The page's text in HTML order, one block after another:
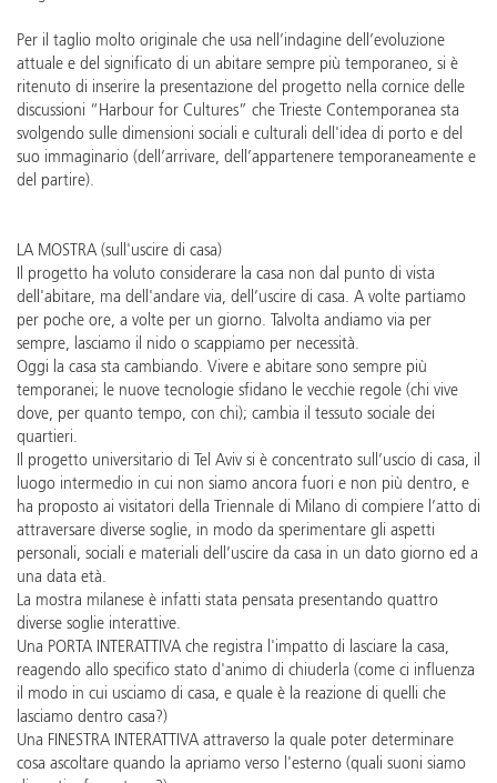
Per il taglio molto originale che usa nell’indagine dell’evoluzione
attuale e del significato di un abitare sempre più temporaneo, si è
ritenuto di inserire la presentazione del progetto nella cornice delle
discussioni “Harbour for Cultures” che Trieste Contemporanea sta
svolgendo sulle dimensioni sociali e culturali dell'idea di porto e del
suo immaginario (dell’arrivare, dell’appartenere temporaneamente e
del partire).
LA MOSTRA (sull'uscire di casa)
Il progetto ha voluto considerare la casa non dal punto di vista
dell'abitare, ma dell'andare via, dell’uscire di casa. A volte partiamo
per poche ore, a volte per un giorno. Talvolta andiamo via per
sempre, lasciamo il nido o scappiamo per necessità.
Oggi la casa sta cambiando. Vivere e abitare sono sempre più
temporanei; le nuove tecnologie sfidano le vecchie regole (chi vive
dove, per quanto tempo, con chi); cambia il tessuto sociale dei
quartieri.
Il progetto universitario di Tel Aviv si è concentrato sull’uscio di casa, il
luogo intermedio in cui non siamo ancora fuori e non più dentro, e
ha proposto ai visitatori della Triennale di Milano di compiere l’atto di
attraversare diverse soglie, in modo da sperimentare gli aspetti
personali, sociali e materiali dell’uscire da casa in un dato giorno ed a
una data età.
La mostra milanese è infatti stata pensata presentando quattro
diverse soglie interattive.
Una PORTA INTERATTIVA che registra l'impatto di lasciare la casa,
reagendo allo specifico stato d'animo di chiuderla (come ci influenza
il modo in cui usciamo di casa, e quale è la reazione di quelli che
lasciamo dentro casa?)
Una FINESTRA INTERATTIVA attraverso la quale poter determinare
cosa ascoltare quando la apriamo verso l'esterno (quali suoni siamo